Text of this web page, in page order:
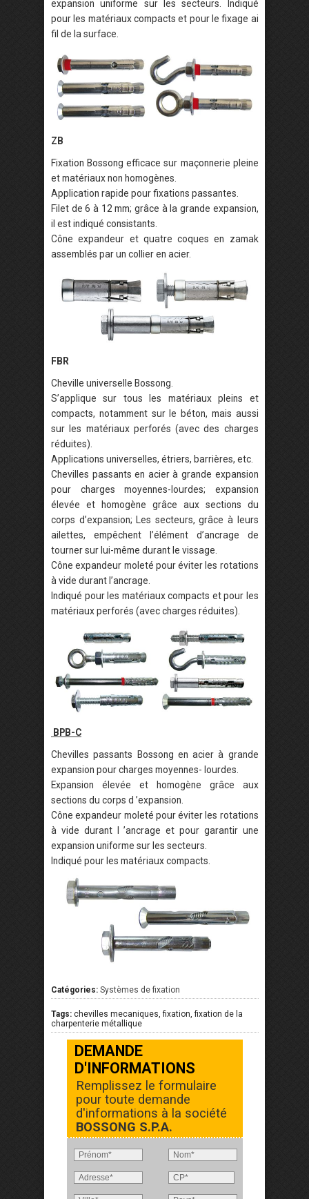
expansion uniforme sur les secteurs. Indiqué
pour les matériaux compacts et pour le fixage ai
fil de la surface.
ZB
Fixation Bossong efficace sur maçonnerie pleine
et matériaux non homogènes.
Application rapide pour fixations passantes.
Filet de 6 à 12 mm; grâce à la grande expansion,
il est indiqué consistants.
Cône expandeur et quatre coques en zamak
assemblés par un collier en acier.
FBR
Cheville universelle Bossong.
S’applique sur tous les matériaux pleins et
compacts, notamment sur le béton, mais aussi
sur les matériaux perforés (avec des charges
réduites).
Applications universelles, étriers, barrières, etc.
Chevilles passants en acier à grande expansion
pour charges moyennes-lourdes; expansion
élevée et homogène grâce aux sections du
corps d’expansion; Les secteurs, grâce à leurs
ailettes, empêchent l’élément d’ancrage de
tourner sur lui-même durant le vissage.
Cône expandeur moleté pour éviter les rotations
à vide durant l’ancrage.
Indiqué pour les matériaux compacts et pour les
matériaux perforés (avec charges réduites).
BPB-C
Chevilles passants Bossong en acier à grande
expansion pour charges moyennes- lourdes.
Expansion élevée et homogène grâce aux
sections du corps d ’expansion.
Cône expandeur moleté pour éviter les rotations
à vide durant l ’ancrage et pour garantir une
expansion uniforme sur les secteurs.
Indiqué pour les matériaux compacts.
Catégories: Systèmes de fixation
Tags: chevilles mecaniques, fixation, fixation de la
charpenterie métallique
DEMANDE
D'INFORMATIONS
Remplissez le formulaire
pour toute demande
d'informations à la société
BOSSONG S.P.A.